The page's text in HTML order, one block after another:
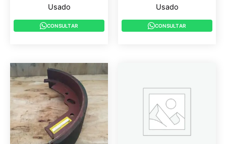
Usado
CONSULTAR
Usado
CONSULTAR